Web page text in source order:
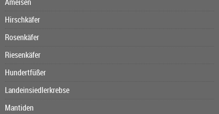
Hirschkäfer
Rosenkäfer
Riesenkäfer
Hundertfüßer
Landeinsiedlerkrebse
Mantiden